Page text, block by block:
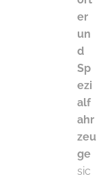
er
un
d
Sp
ezi
alf
ahr
zeu
ge
sic